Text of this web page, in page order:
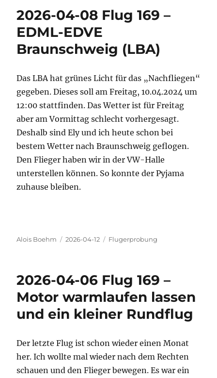
2026-04-08 Flug 169 –
EDML-EDVE
Braunschweig (LBA)
Das LBA hat grünes Licht für das „Nachfliegen“
gegeben. Dieses soll am Freitag, 10.04.2024 um
12:00 stattfinden. Das Wetter ist für Freitag
aber am Vormittag schlecht vorhergesagt.
Deshalb sind Ely und ich heute schon bei
bestem Wetter nach Braunschweig geflogen.
Den Flieger haben wir in der VW-Halle
unterstellen können. So konnte der Pyjama
zuhause bleiben.
Autor
Alois Boehm
Veröffentlicht
2026-04-12 Kategorien
Flugerprobung
2026-04-06 Flug 169 –
Motor warmlaufen lassen
und ein kleiner Rundflug
Der letzte Flug ist schon wieder einen Monat
her. Ich wollte mal wieder nach dem Rechten
schauen und den Flieger bewegen. Es war ein